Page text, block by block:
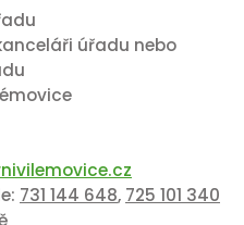
úřadu nebo
731 144 648, 725 101 340